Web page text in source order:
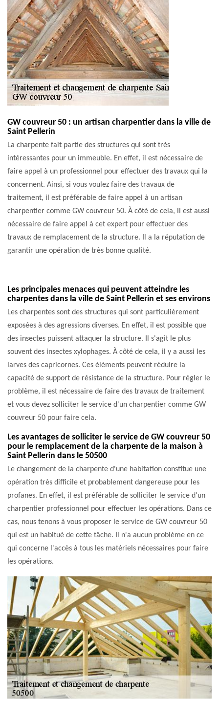
GW couvreur 50 : un artisan charpentier dans la ville de
Saint Pellerin
La charpente fait partie des structures qui sont très
intéressantes pour un immeuble. En effet, il est nécessaire de
faire appel à un professionnel pour effectuer des travaux qui la
concernent. Ainsi, si vous voulez faire des travaux de
traitement, il est préférable de faire appel à un artisan
charpentier comme GW couvreur 50. À côté de cela, il est aussi
nécessaire de faire appel à cet expert pour effectuer des
travaux de remplacement de la structure. Il a la réputation de
garantir une opération de très bonne qualité.
Les principales menaces qui peuvent atteindre les
charpentes dans la ville de Saint Pellerin et ses environs
Les charpentes sont des structures qui sont particulièrement
exposées à des agressions diverses. En effet, il est possible que
des insectes puissent attaquer la structure. Il s'agit le plus
souvent des insectes xylophages. À côté de cela, il y a aussi les
larves des capricornes. Ces éléments peuvent réduire la
capacité de support de résistance de la structure. Pour régler le
problème, il est nécessaire de faire des travaux de traitement
et vous devez solliciter le service d'un charpentier comme GW
couvreur 50 pour faire cela.
Les avantages de solliciter le service de GW couvreur 50
pour le remplacement de la charpente de la maison à
Saint Pellerin dans le 50500
Le changement de la charpente d'une habitation constitue une
opération très difficile et probablement dangereuse pour les
profanes. En effet, il est préférable de solliciter le service d'un
charpentier professionnel pour effectuer les opérations. Dans ce
cas, nous tenons à vous proposer le service de GW couvreur 50
qui est un habitué de cette tâche. Il n'a aucun problème en ce
qui concerne l'accès à tous les matériels nécessaires pour faire
les opérations.